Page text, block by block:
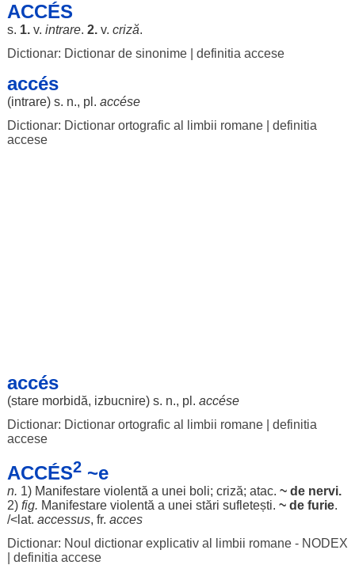
ACCÉS
s. 1.v. intrare. 2.v. criză.
Dictionar: Dictionar de sinonime| definitia accese
accés
(intrare) s. n., pl. accése
Dictionar: Dictionar ortografic al limbii romane| definitia
accese
accés
(stare morbidă, izbucnire) s. n., pl. accése
Dictionar: Dictionar ortografic al limbii romane| definitia
accese
ACCÉS2~e
n. 1) Manifestare violentă a unei boli; criză; atac. ~ de nervi.
2) fig. Manifestare violentă a unei stări sufletești. ~ de furie.
/<lat. accessus, fr. acces
Dictionar: Noul dictionar explicativ al limbii romane - NODEX
definitia accese